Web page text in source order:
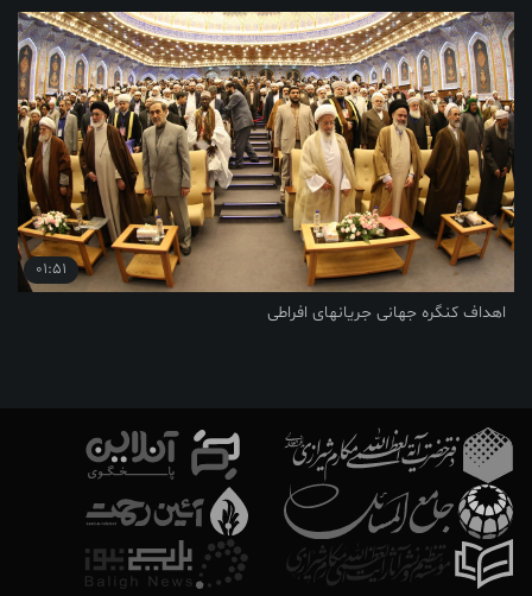
01:51
اهداف کنگره جهانی جریانهای افراطی